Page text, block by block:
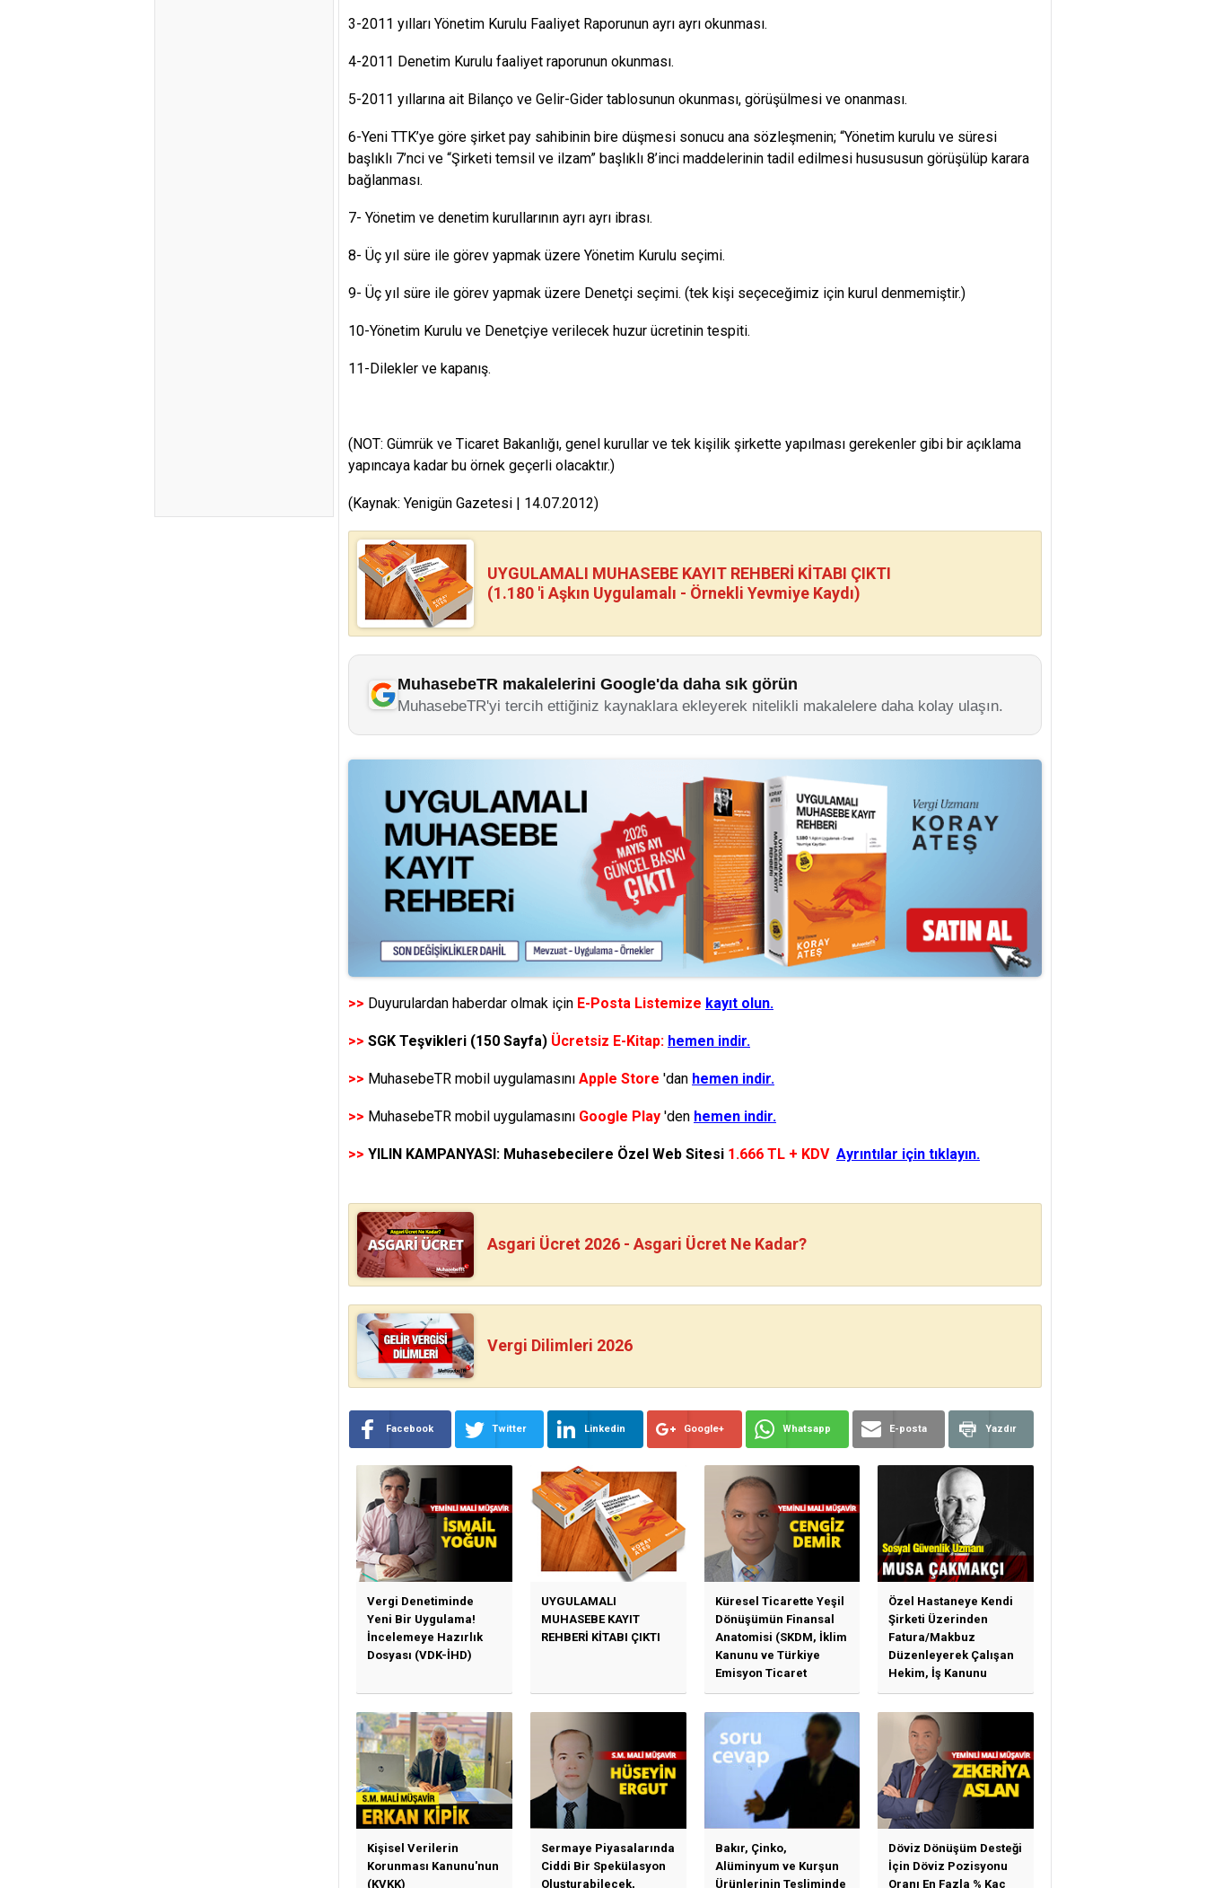
3-2011 yılları Yönetim Kurulu Faaliyet Raporunun ayrı ayrı okunması.
4-2011 Denetim Kurulu faaliyet raporunun okunması.
5-2011 yıllarına ait Bilanço ve Gelir-Gider tablosunun okunması, görüşülmesi ve onanması.
6-Yeni TTK’ye göre şirket pay sahibinin bire düşmesi sonucu ana sözleşmenin; “Yönetim kurulu ve süresi
başlıklı 7’nci ve “Şirketi temsil ve ilzam” başlıklı 8’inci maddelerinin tadil edilmesi husususun görüşülüp karara
bağlanması.
7- Yönetim ve denetim kurullarının ayrı ayrı ibrası.
8- Üç yıl süre ile görev yapmak üzere Yönetim Kurulu seçimi.
9- Üç yıl süre ile görev yapmak üzere Denetçi seçimi. (tek kişi seçeceğimiz için kurul denmemiştir.)
10-Yönetim Kurulu ve Denetçiye verilecek huzur ücretinin tespiti.
11-Dilekler ve kapanış.
(NOT: Gümrük ve Ticaret Bakanlığı, genel kurullar ve tek kişilik şirkette yapılması gerekenler gibi bir açıklama
yapıncaya kadar bu örnek geçerli olacaktır.)
(Kaynak: Yenigün Gazetesi | 14.07.2012)
UYGULAMALI MUHASEBE KAYIT REHBERİ KİTABI ÇIKTI
(1.180 'i Aşkın Uygulamalı - Örnekli Yevmiye Kaydı)
MuhasebeTR makalelerini Google'da daha sık görün
MuhasebeTR'yi tercih ettiğiniz kaynaklara ekleyerek nitelikli makalelere daha kolay ulaşın.
>> Duyurulardan haberdar olmak için E-Posta Listemize kayıt olun.
>> SGK Teşvikleri (150 Sayfa) Ücretsiz E-Kitap: hemen indir.
>> MuhasebeTR mobil uygulamasını Apple Store 'dan hemen indir.
>> MuhasebeTR mobil uygulamasını Google Play 'den hemen indir.
>> YILIN KAMPANYASI: Muhasebecilere Özel Web Sitesi 1.666 TL + KDV Ayrıntılar için tıklayın.
Asgari Ücret 2026 - Asgari Ücret Ne Kadar?
Vergi Dilimleri 2026
Facebook Twitter Linkedin Google+ Whatsapp E-posta Yazdır
Vergi Denetiminde
Yeni Bir Uygulama!
İncelemeye Hazırlık
Dosyası (VDK-İHD)
UYGULAMALI
MUHASEBE KAYIT
REHBERİ KİTABI ÇIKTI
Küresel Ticarette Yeşil
Dönüşümün Finansal
Anatomisi (SKDM, İklim
Kanunu ve Türkiye
Emisyon Ticaret
Sistemi (TR-ETS)
Özel Hastaneye Kendi
Şirketi Üzerinden
Fatura/Makbuz
Düzenleyerek Çalışan
Hekim, İş Kanunu
Hükümlerinden
Kişisel Verilerin
Korunması Kanunu'nun
(KVKK)
Sermaye Piyasalarında
Ciddi Bir Spekülasyon
Oluşturabilecek,
Bakır, Çinko,
Alüminyum ve Kurşun
Ürünlerinin Tesliminde
Döviz Dönüşüm Desteği
İçin Döviz Pozisyonu
Oranı En Fazla % Kaç